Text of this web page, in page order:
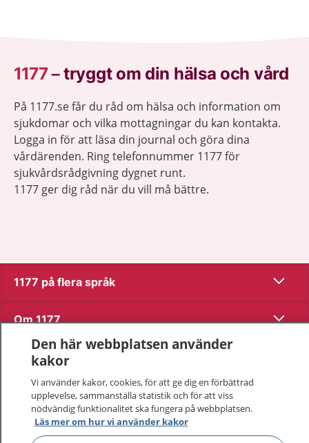
1177–tryggt om din hälsa och vård
På 1177.se får du råd om hälsa och information om
sjukdomar och vilka mottagningar du kan kontakta.
Logga in för att läsa din journal och göra dina
vårdärenden. Ring telefonnummer 1177 för
sjukvårdsrådgivning dygnet runt.
1177 ger dig råd när du vill må bättre.
1177 på flera språk Visa
Om 1177 Visa
Kontakt
Behandling av personuppgifter
Den här webbplatsen använder
kakor
Vi använder kakor, cookies, för att ge dig en förbättrad
upplevelse, sammanställa statistik och för att viss
nödvändig funktionalitet ska fungera på webbplatsen.
Läs mer om hur vi använder kakor